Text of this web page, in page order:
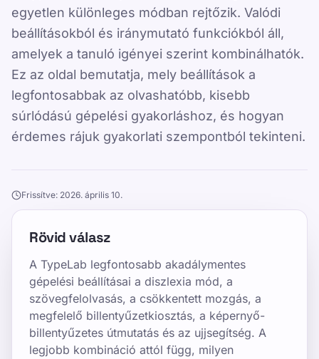
egyetlen különleges módban rejtőzik. Valódi
beállításokból és iránymutató funkciókból áll,
amelyek a tanuló igényei szerint kombinálhatók.
Ez az oldal bemutatja, mely beállítások a
legfontosabbak az olvashatóbb, kisebb
súrlódású gépelési gyakorláshoz, és hogyan
érdemes rájuk gyakorlati szempontból tekinteni.
Frissítve: 2026. április 10.
Rövid válasz
A TypeLab legfontosabb akadálymentes
gépelési beállításai a diszlexia mód, a
szövegfelolvasás, a csökkentett mozgás, a
megfelelő billentyűzetkiosztás, a képernyő-
billentyűzetes útmutatás és az ujjsegítség. A
legjobb kombináció attól függ, milyen